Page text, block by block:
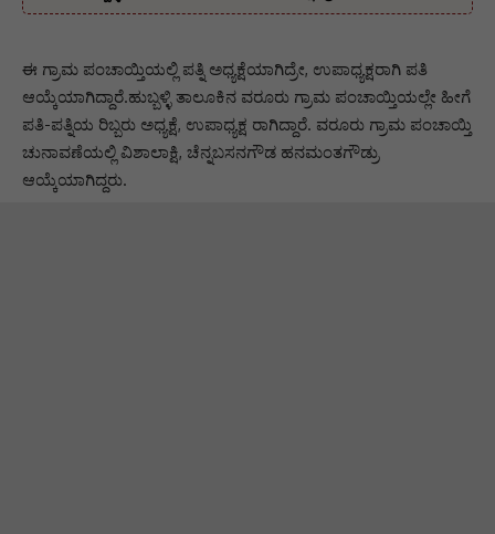
ಈ ಗ್ರಾಮ ಪಂಚಾಯ್ತಿಯಲ್ಲಿ ಪತ್ನಿ ಅಧ್ಯಕ್ಷೆಯಾಗಿದ್ರೇ, ಉಪಾಧ್ಯಕ್ಷರಾಗಿ ಪತಿ
ಆಯ್ಕೆಯಾಗಿದ್ದಾರೆ.ಹುಬ್ಬಳ್ಳಿ ತಾಲೂಕಿನ ವರೂರು ಗ್ರಾಮ ಪಂಚಾಯ್ತಿಯಲ್ಲೇ ಹೀಗೆ
ಪತಿ-ಪತ್ನಿಯ ರಿಬ್ಬರು ಅಧ್ಯಕ್ಷೆ, ಉಪಾಧ್ಯಕ್ಷ ರಾಗಿದ್ದಾರೆ. ವರೂರು ಗ್ರಾಮ ಪಂಚಾಯ್ತಿ
ಚುನಾವಣೆಯಲ್ಲಿ ವಿಶಾಲಾಕ್ಷಿ, ಚೆನ್ನಬಸನಗೌಡ ಹನಮಂತಗೌಡ್ರು
ಆಯ್ಕೆಯಾಗಿದ್ದರು.